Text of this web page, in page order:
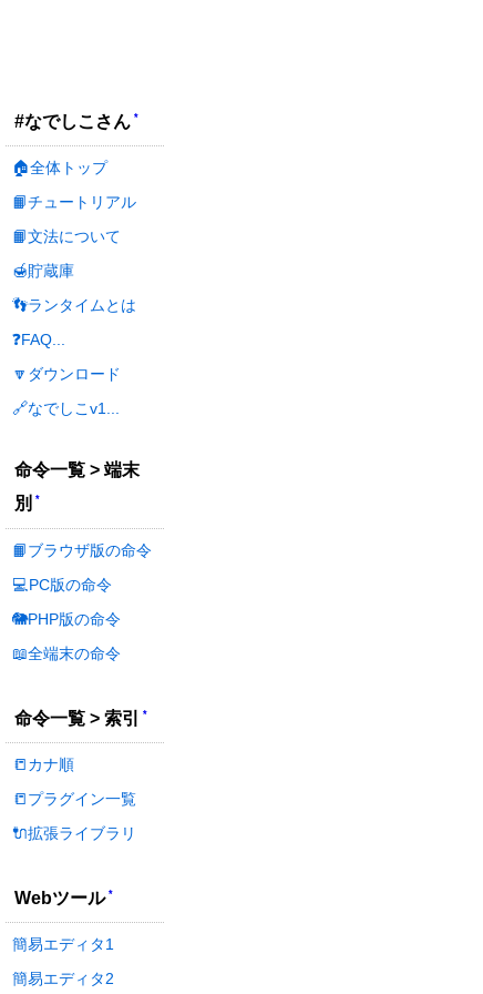
#なでしこさん *
🏠全体トップ
📙チュートリアル
📙文法について
🍯貯蔵庫
👣ランタイムとは
❓FAQ...
🔽ダウンロード
🔗なでしこv1...
命令一覧 > 端末
別 *
📙ブラウザ版の命令
💻PC版の命令
🐘PHP版の命令
📖全端末の命令
命令一覧 > 索引 *
📒カナ順
📒プラグイン一覧
🔌拡張ライブラリ
Webツール *
簡易エディタ1
簡易エディタ2